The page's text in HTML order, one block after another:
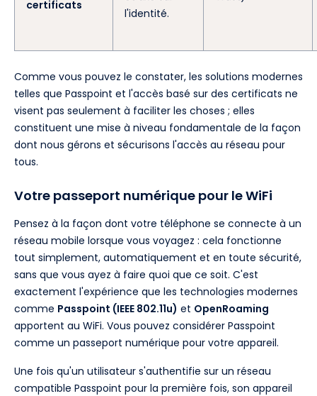
certificats
l'identité.
Comme vous pouvez le constater, les solutions modernes
telles que Passpoint et l'accès basé sur des certificats ne
visent pas seulement à faciliter les choses ; elles
constituent une mise à niveau fondamentale de la façon
dont nous gérons et sécurisons l'accès au réseau pour
tous.
Votre passeport numérique pour le WiFi
Pensez à la façon dont votre téléphone se connecte à un
réseau mobile lorsque vous voyagez : cela fonctionne
tout simplement, automatiquement et en toute sécurité,
sans que vous ayez à faire quoi que ce soit. C'est
exactement l'expérience que les technologies modernes
comme Passpoint (IEEE 802.11u) et OpenRoaming
apportent au WiFi. Vous pouvez considérer Passpoint
comme un passeport numérique pour votre appareil.
Une fois qu'un utilisateur s'authentifie sur un réseau
compatible Passpoint pour la première fois, son appareil